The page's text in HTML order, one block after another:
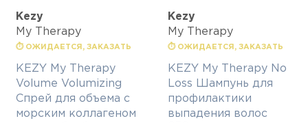
Kezy
My Therapy
⏱ ОЖИДАЕТСЯ, ЗАКАЗАТЬ
KEZY My Therapy
Volume Volumizing
Спрей для объема с
морским коллагеном
Kezy
My Therapy
⏱ ОЖИДАЕТСЯ, ЗАКАЗАТЬ
KEZY My Therapy No
Loss Шампунь для
профилактики
выпадения волос